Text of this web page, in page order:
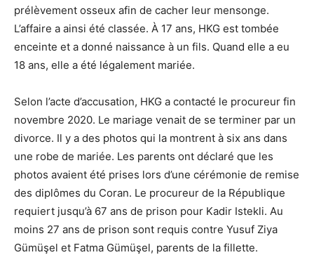
prélèvement osseux afin de cacher leur mensonge.
L’affaire a ainsi été classée. À 17 ans, HKG est tombée
enceinte et a donné naissance à un fils. Quand elle a eu
18 ans, elle a été légalement mariée.
Selon l’acte d’accusation, HKG a contacté le procureur fin
novembre 2020. Le mariage venait de se terminer par un
divorce. Il y a des photos qui la montrent à six ans dans
une robe de mariée. Les parents ont déclaré que les
photos avaient été prises lors d’une cérémonie de remise
des diplômes du Coran. Le procureur de la République
requiert jusqu’à 67 ans de prison pour Kadir Istekli. Au
moins 27 ans de prison sont requis contre Yusuf Ziya
Gümüşel et Fatma Gümüşel, parents de la fillette.